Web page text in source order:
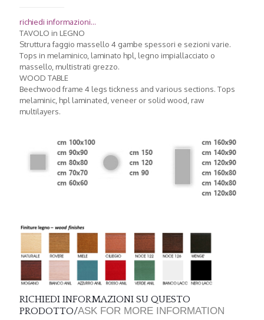
richiedi informazioni...
TAVOLO in LEGNO
Struttura faggio massello 4 gambe spessori e sezioni varie.
Tops in melaminico, laminato hpl, legno impiallacciato o
massello, multistrati grezzo.
WOOD TABLE
Beechwood frame 4 legs tickness and various sections. Tops
melaminic, hpl laminated, veneer or solid wood, raw
multilayers.
RICHIEDI INFORMAZIONI SU QUESTO
PRODOTTO/ASK FOR MORE INFORMATION